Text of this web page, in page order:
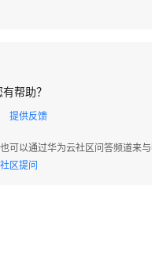
帮助？
提供反馈
可以通过华为云社区问答频道来
区提问